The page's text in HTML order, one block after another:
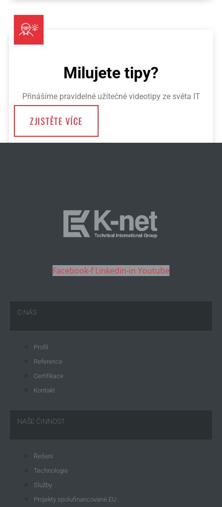
Milujete tipy?
Přinášíme pravidelné užitečné videotipy ze světa IT
ZJISTĚTE VÍCE
Facebook-f Linkedin-in Youtube
O NÁS
Profil
Reference
Certifikace
Kontakt
NAŠE ČINNOST
Řešení
Technologie
Služby
Projekty spolufinancované EU